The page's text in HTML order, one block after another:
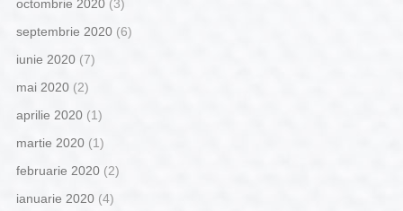
octombrie 2020(3)
septembrie 2020(6)
iunie 2020(7)
mai 2020(2)
aprilie 2020(1)
martie 2020(1)
februarie 2020(2)
ianuarie 2020(4)